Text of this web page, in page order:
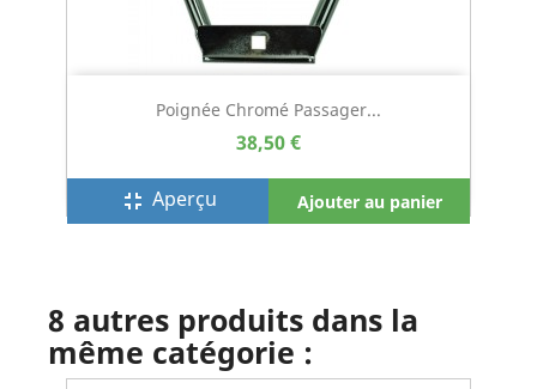
Poignée Chromé Passager...
38,50 €
fullscreen_exit Aperçu Ajouter au panier
8 autres produits dans la
même catégorie :